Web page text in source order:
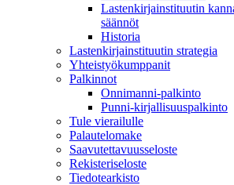
Lastenkirjainstituutin
säännöt
Historia
Lastenkirjainstituutin strategia
Yhteistyökumppanit
Palkinnot
Onnimanni-palkinto
Punni-kirjallisuuspalkinto
Tule vierailulle
Palautelomake
Saavutettavuusseloste
Rekisteriseloste
Tiedotearkisto